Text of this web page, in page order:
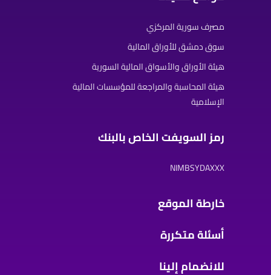
مصرف سورية المركزي
سوق دمشق للأوراق المالية
هيئة الأوراق والأسواق المالية السورية
هيئة المحاسبة والمراجعة للمؤسسات المالية
الإسلامية
رمز السويفت الخاص بالبنك
NIMBSYDAXXX
خارطة الموقع
أسئلة متكررة
للانضمام إلينا